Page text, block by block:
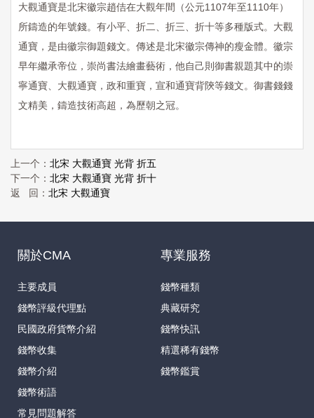
大觀通寶是北宋徽宗趙佶在大觀年間（公元1107年至1110年）
所鑄造的年號錢。有小平、折二、折三、折十等多種版式。大觀
通寶，是由徽宗御題錢文。傳述是北宋徽宗傳神的瘦金體。徽宗
早年繼承帝位，崇尚書法繪畫藝術，他自己則御書親題其中的崇
寧通寶、大觀通寶，政和重寶，宣和通寶背陝等錢文。御書錢錢
文精美，鑄造技術高超，為歷朝之冠。
上一个： 北宋 大觀通寶 光背 折五
下一个： 北宋 大觀通寶 光背 折十
返 回： 北宋 大觀通寶
關於CMA
主要成員
錢幣評級代理點
民國政府貨幣介紹
錢幣收集
錢幣介紹
錢幣術語
常見問題解答
專業服務
錢幣種類
典藏研究
錢幣快訊
精選稀有錢幣
錢幣鑑賞